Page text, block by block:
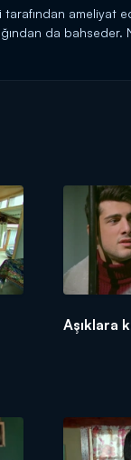
ameliyat
da bahseder.
ve vakit
Aşıklara